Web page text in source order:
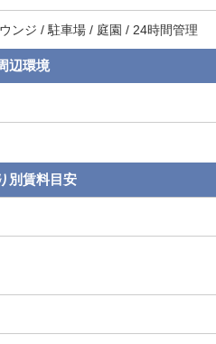
ンジ / 駐車場 / 庭園 / 24時間管理
辺環境
別賃料目安